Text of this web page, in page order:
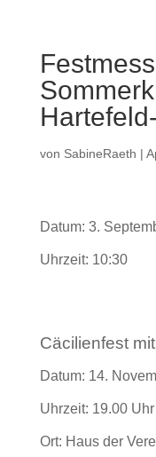
von SabineRaeth |
Datum: 3.
Uhrzeit: 10:30
Cäcilienfest
Datum: 14.
Uhrzeit: 19.00 Uhr
Ort: Haus der